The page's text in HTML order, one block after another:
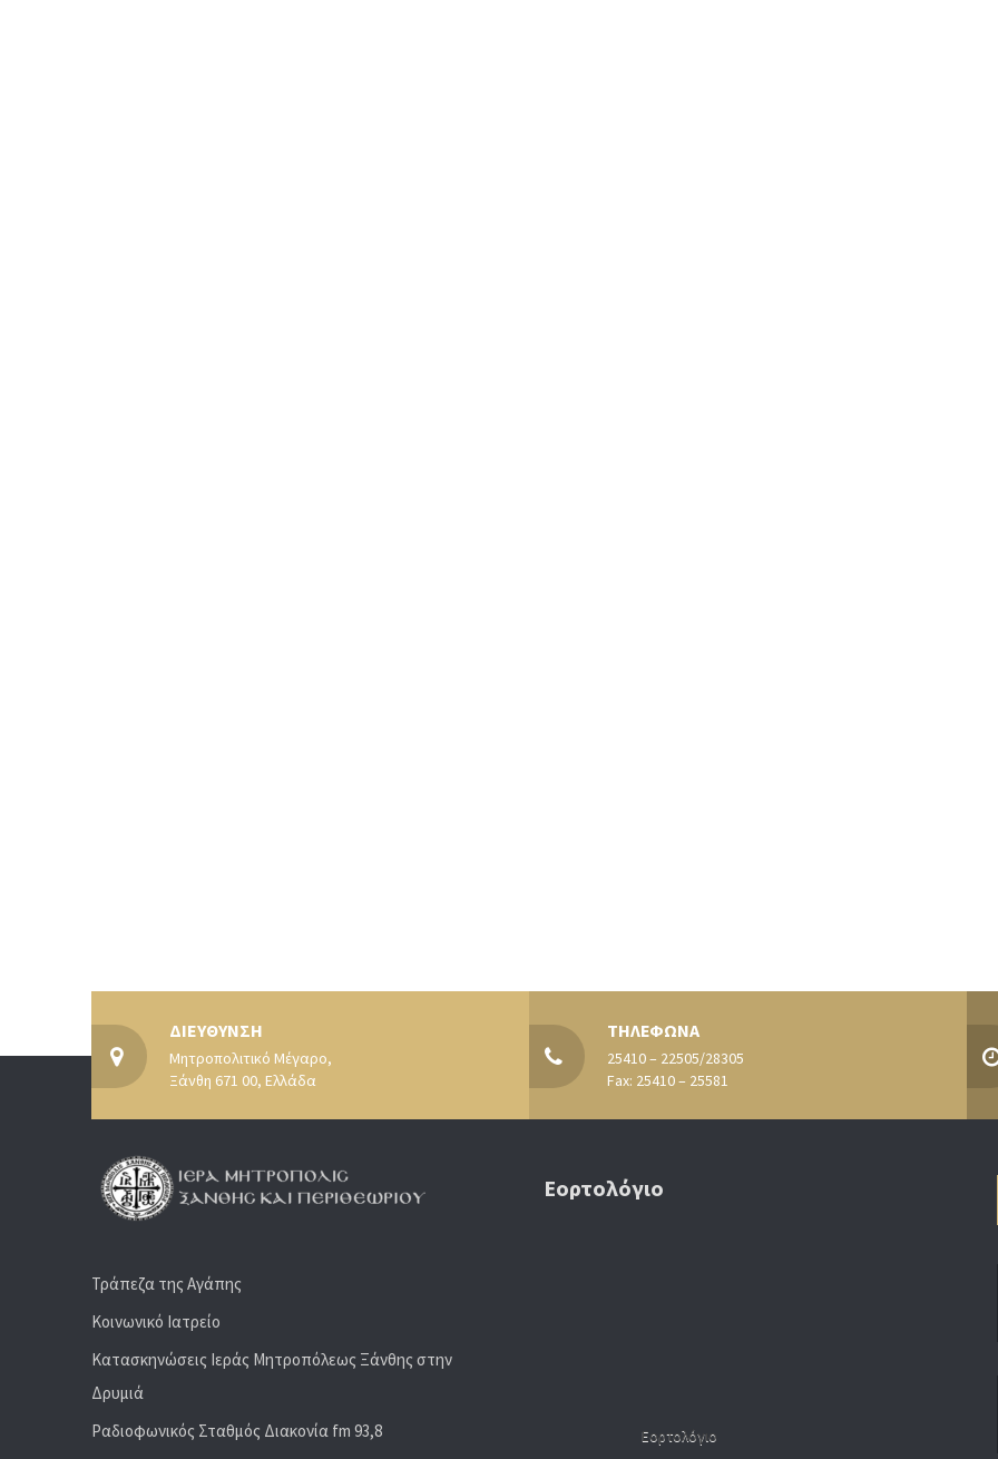
ΔΙΕΥΘΥΝΣΗ
Μητροπολιτικό Μέγαρο,
Ξάνθη 671 00, Ελλάδα
ΤΗΛΕΦΩΝΑ
25410 – 22505/28305
Fax: 25410 – 25581
Τράπεζα της Αγάπης
Κοινωνικό Ιατρείο
Κατασκηνώσεις Ιεράς Μητροπόλεως Ξάνθης στην
Δρυμιά
Ραδιoφωνικός Σταθμός Διακονία fm 93,8
Εορτολόγιο
Εορτολόγιο